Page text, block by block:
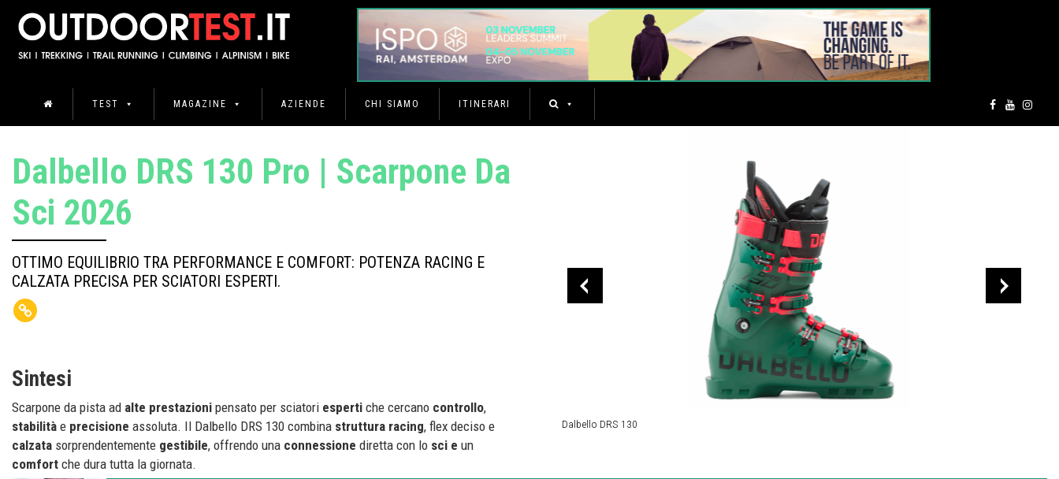
TEST MAGAZINE AZIENDE CHI SIAMO ITINERARI
Dalbello DRS 130
Dalbello DRS 130 Pro | Scarpone Da
Sci 2026
OTTIMO EQUILIBRIO TRA PERFORMANCE E COMFORT: POTENZA RACING E
CALZATA PRECISA PER SCIATORI ESPERTI.
Sintesi
Scarpone da pista ad alte prestazioni pensato per sciatori esperti che cercano controllo,
stabilità e precisione assoluta. Il Dalbello DRS 130 combina struttura racing, flex deciso e
calzata sorprendentemente gestibile, offrendo una connessione diretta con lo sci e un
comfort che dura tutta la giornata.